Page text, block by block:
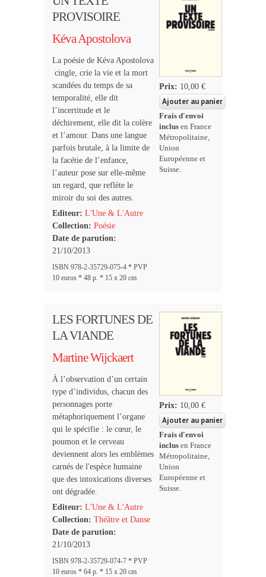
PROVISOIRE
Kéva Apostolova
La poésie de Kéva Apostolova
cingle, crie la vie et la mort
scandées du temps de sa
temporalité, elle dit
l’incertitude et le
déchirement, elle dit la colère
et l’amour. Dans une langue
parfois brutale, à la limite de
la facétie de l’enfance,
l’auteur pose sur elle-même
un regard, que reflète le
miroir du soi des autres.
Editeur: L'Une & L'Autre
Collection: Poésie
Date de parution:
21/10/2013
ISBN 978-2-35729-075-4 * PVP
10 euros * 48 p. * 15 x 20 cm
Prix: 10,00 €
Frais d'envoi
inclus en France
Métropolitaine,
Union
Européenne et
Suisse.
LES FORTUNES DE
LA VIANDE
Martine Wijckaert
À l’observation d’un certain
type d’individus, chacun des
personnages porte
métaphoriquement l’organe
qui le spécifie : le cœur, le
poumon et le cerveau
deviennent alors les emblèmes
carnés de l'espèce humaine
que des intoxications diverses
ont dégradée.
Editeur: L'Une & L'Autre
Collection: Théâtre et Danse
Date de parution:
21/10/2013
ISBN 978-2-35729-074-7 * PVP
10 euros * 64 p. * 15 x 20 cm
Prix: 10,00 €
Frais d'envoi
inclus en France
Métropolitaine,
Union
Européenne et
Suisse.